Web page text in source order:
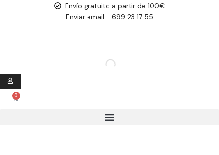
Envío gratuito a partir de 100€
Enviar email
699 23 17 55
0